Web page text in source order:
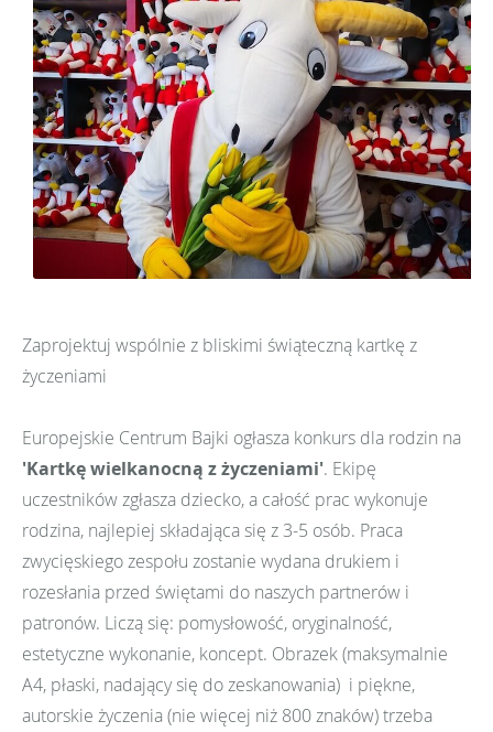
Zaprojektuj wspólnie z bliskimi świąteczną kartkę z
życzeniami
Europejskie Centrum Bajki ogłasza konkurs dla rodzin na
'Kartkę wielkanocną z życzeniami'. Ekipę
uczestników zgłasza dziecko, a całość prac wykonuje
rodzina, najlepiej składająca się z 3-5 osób. Praca
zwycięskiego zespołu zostanie wydana drukiem i
rozesłania przed świętami do naszych partnerów i
patronów. Liczą się: pomysłowość, oryginalność,
estetyczne wykonanie, koncept. Obrazek (maksymalnie
A4, płaski, nadający się do zeskanowania) i piękne,
autorskie życzenia (nie więcej niż 800 znaków) trzeba